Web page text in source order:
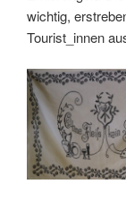
wichtig,
Tourist_innen